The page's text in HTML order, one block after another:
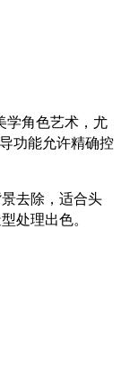
学角色艺术，尤
功能允许精确控
去除，适合头
处理出色。